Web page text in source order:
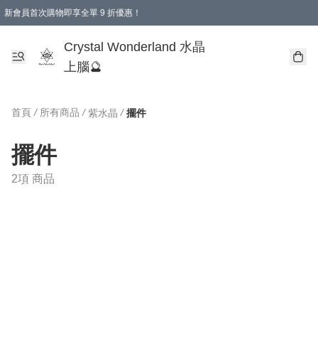
新會員首次購物即享全單 9 折優惠！
Crystal Wonderland 水晶
上腦🔮
首頁 / 所有商品 / 紫水晶 / 擺件
擺件
2項 商品